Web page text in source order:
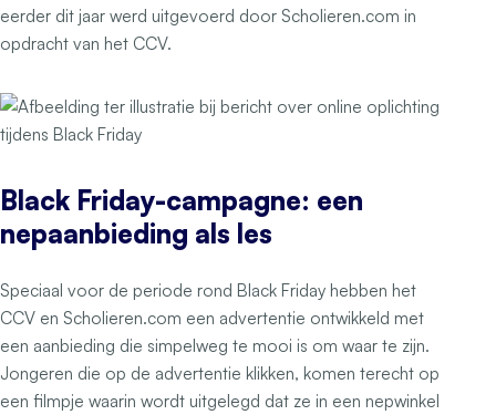
eerder dit jaar werd uitgevoerd door Scholieren.com in
opdracht van het CCV.
Black Friday-campagne: een
nepaanbieding als les
Speciaal voor de periode rond Black Friday hebben het
CCV en Scholieren.com een advertentie ontwikkeld met
een aanbieding die simpelweg te mooi is om waar te zijn.
Jongeren die op de advertentie klikken, komen terecht op
een filmpje waarin wordt uitgelegd dat ze in een nepwinkel